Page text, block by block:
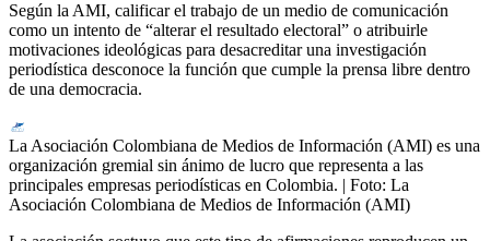
Según la AMI, calificar el trabajo de un medio de comunicación
como un intento de “alterar el resultado electoral” o atribuirle
motivaciones ideológicas para desacreditar una investigación
periodística desconoce la función que cumple la prensa libre dentro
de una democracia.
La Asociación Colombiana de Medios de Información (AMI) es una
organización gremial sin ánimo de lucro que representa a las
principales empresas periodísticas en Colombia. | Foto: La
Asociación Colombiana de Medios de Información (AMI)